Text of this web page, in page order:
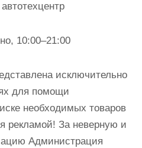
10:00–21:00
исключительно
для помощи
необходимых товаров
рекламой! За неверную и
Администрация